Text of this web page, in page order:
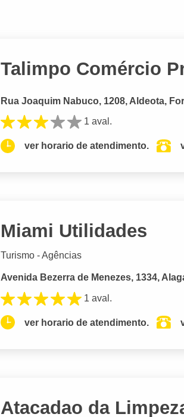
Talimpo Comércio
Rua Joaquim Nabuco, 1208, Aldeota,
1 aval.
ver horario de atendimento.
Miami Utilidades
Turismo - Agências
Avenida Bezerra de Menezes, 1334,
1 aval.
ver horario de atendimento.
Atacadao da